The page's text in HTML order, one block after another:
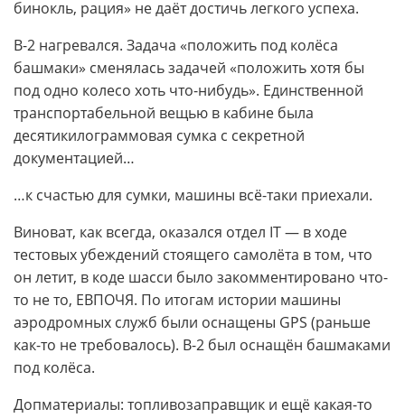
бинокль, рация» не даёт достичь легкого успеха.
B-2 нагревался. Задача «положить под колёса
башмаки» сменялась задачей «положить хотя бы
под одно колесо хоть что-нибудь». Единственной
транспортабельной вещью в кабине была
десятикилограммовая сумка с секретной
документацией…
…к счастью для сумки, машины всё-таки приехали.
Виноват, как всегда, оказался отдел IT — в ходе
тестовых убеждений стоящего самолёта в том, что
он летит, в коде шасси было закомментировано что-
то не то, ЕВПОЧЯ. По итогам истории машины
аэродромных служб были оснащены GPS (раньше
как-то не требовалось). B-2 был оснащён башмаками
под колёса.
Допматериалы: топливозаправщик и ещё какая-то